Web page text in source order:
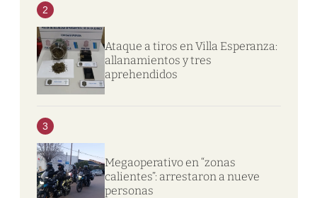
2
Ataque a tiros en Villa Esperanza:
allanamientos y tres
aprehendidos
3
Megaoperativo en “zonas
calientes”: arrestaron a nueve
personas